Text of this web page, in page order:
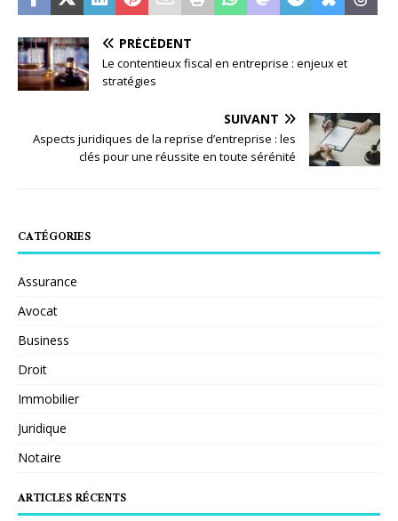
PRÉCÉDENT
Le contentieux fiscal en entreprise : enjeux et
stratégies
SUIVANT
Aspects juridiques de la reprise d’entreprise : les
clés pour une réussite en toute sérénité
CATÉGORIES
Assurance
Avocat
Business
Droit
Immobilier
Juridique
Notaire
ARTICLES RÉCENTS